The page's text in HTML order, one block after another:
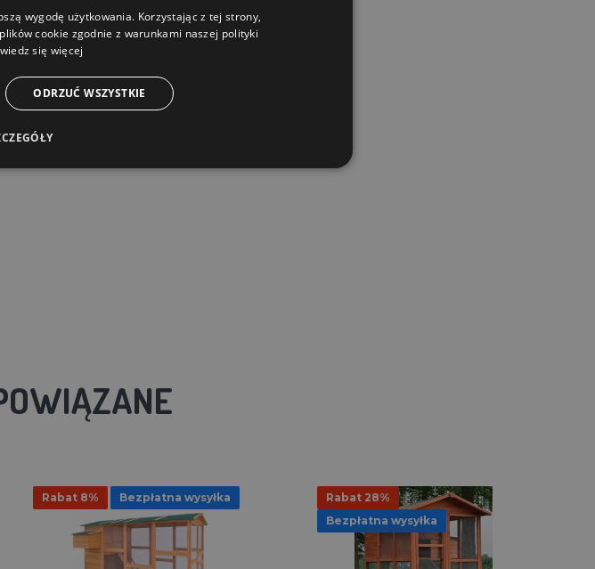
Rabat 8% Bezpłatna wysyłka
Rabat 28%
Bezpłatna wysyłka
wygodę użytkowania. Korzystając z tej strony,
cookie zgodnie z warunkami naszej polityki
się więcej
ODRZUĆ WSZYSTKIE